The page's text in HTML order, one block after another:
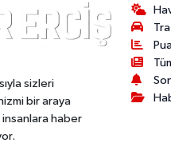
sizleri
bir araya
haber